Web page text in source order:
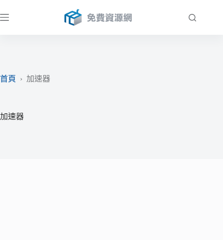
至
首頁
› 加速器
加速器